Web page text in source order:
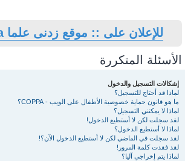
للإعلان على :: موقع زدنى علما zdny3lma ::
الأسئلة المتكررة
إشكالات التسجيل والدخول
لماذا قد أحتاج للتسجيل؟
ما هو قانون حماية خصوصية الأطفال على الويب - COPPA؟
لماذا لا يمكنني التسجيل؟
لقد سجلت لكن لا أستطيع الدخول!
لماذا لا أستطيع الدخول؟
لقد سجلت في الماضي لكن لا أستطيع الدخول الآن؟!
لقد فقدت كلمة المرور!
لماذا يتم إخراجي آليا؟